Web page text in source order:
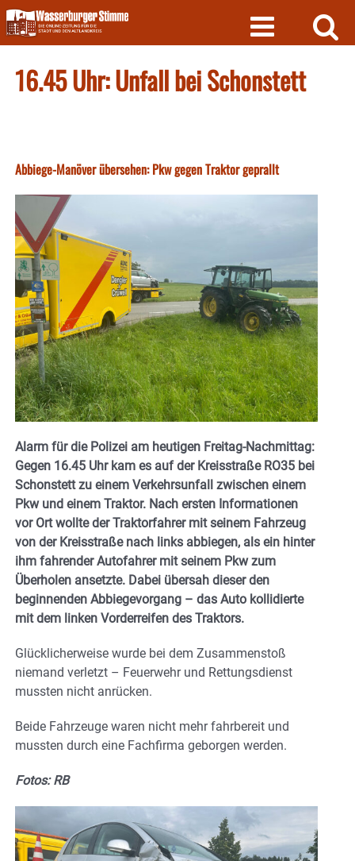
Skip
to
content
16.45 Uhr: Unfall bei Schonstett
Abbiege-Manöver übersehen: Pkw gegen Traktor geprallt
Alarm für die Polizei am heutigen Freitag-Nachmittag:
Gegen 16.45 Uhr kam es auf der Kreisstraße RO35 bei
Schonstett zu einem Verkehrsunfall zwischen einem
Pkw und einem Traktor. Nach ersten Informationen
vor Ort wollte der Traktorfahrer mit seinem Fahrzeug
von der Kreisstraße nach links abbiegen, als ein hinter
ihm fahrender Autofahrer mit seinem Pkw zum
Überholen ansetzte. Dabei übersah dieser den
beginnenden Abbiegevorgang – das Auto kollidierte
mit dem linken Vorderreifen des Traktors.
Glücklicherweise wurde bei dem Zusammenstoß
niemand verletzt – Feuerwehr und Rettungsdienst
mussten nicht anrücken.
Beide Fahrzeuge waren nicht mehr fahrbereit und
mussten durch eine Fachfirma geborgen werden.
Fotos: RB